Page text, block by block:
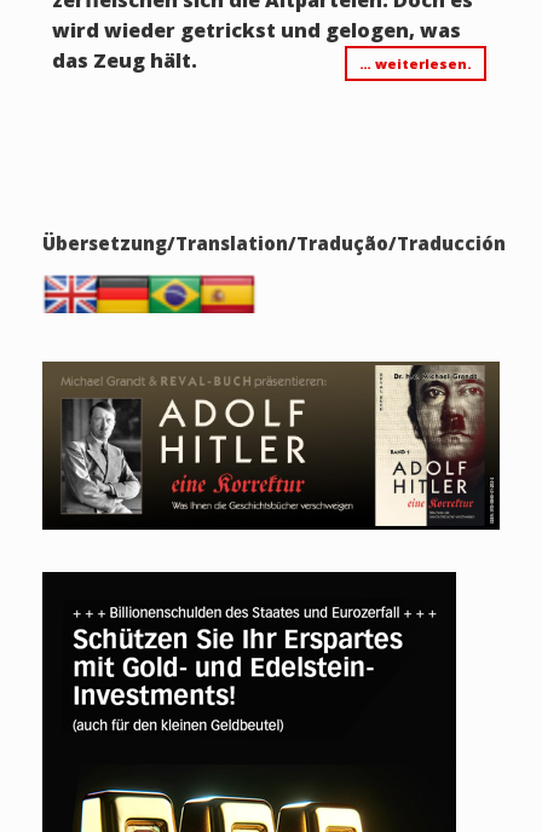
wird wieder getrickst und gelogen, was
das Zeug hält.
… weiterlesen.
Übersetzung/Translation/Tradução/Traducción